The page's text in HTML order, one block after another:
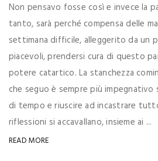
Non pensavo fosse così e invece la
tanto, sarà perché compensa delle
settimana difficile, alleggerito da un
piacevoli, prendersi cura di questo
potere catartico. La stanchezza
che seguo è sempre più
di tempo e riuscire ad incastrare
riflessioni si accavallano, insieme ai ...
READ MORE